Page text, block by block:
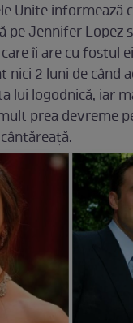
Unite informează
pe Jennifer Lopez
îi are cu fostul
nici 2 luni de când
lui logodnică, iar
prea devreme